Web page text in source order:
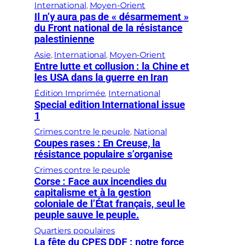
International , Moyen-Orient
Il n’y aura pas de « désarmement »
du Front national de la résistance
palestinienne
Asie, International , Moyen-Orient
Entre lutte et collusion : la Chine et
les USA dans la guerre en Iran
Édition Imprimée, International
Special edition International issue
1
Crimes contre le peuple, National
Coupes rases : En Creuse, la
résistance populaire s’organise
Crimes contre le peuple
Corse : Face aux incendies du
capitalisme et à la gestion
coloniale de l’État français, seul le
peuple sauve le peuple.
Quartiers populaires
La fête du CPES DDF : notre force